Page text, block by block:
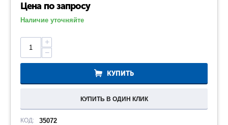
Цена по запросу
Наличие уточняйте
+
−
КУПИТЬ
КУПИТЬ В ОДИН КЛИК
КОД: 35072